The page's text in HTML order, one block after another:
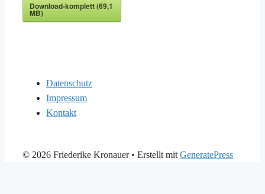
Download-komplett (69,1
MB)
Datenschutz
Impressum
Kontakt
© 2026 Friederike Kronauer• Erstellt mit GeneratePress